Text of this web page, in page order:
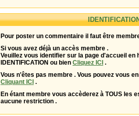
Pour poster un commentaire il faut être
Si vous avez déjà un accès membre .
Veuillez vous identifier sur la page d'accueil en
IDENTIFICATION ou bien Cliquez ICI .
Vous n'êtes pas membre . Vous pouvez vous
Cliquant ICI .
En étant membre vous accèderez à TOUS les
aucune restriction .